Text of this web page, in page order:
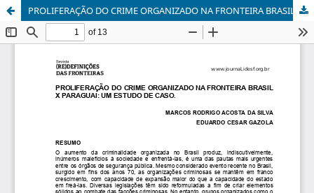
PROLIFERAÇÃO DO CRIME ORGANIZADO NA FRONTEIRA BRASIL X PARAGUAI